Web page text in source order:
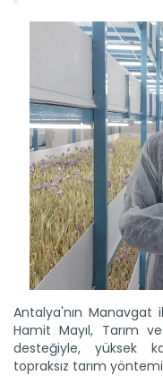
Antalya'nın
Hamit Mayıl, Tarım
desteğiyle, yüksek
topraksız tarım